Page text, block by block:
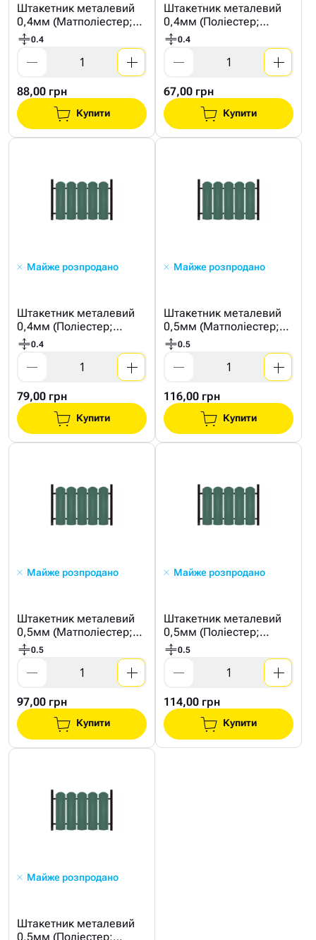
Штакетник металевий
0,4мм (Матполіестер;
Економ ;6005 Зелений)
0.4
88,00 грн
Купити
Штакетник металевий
0,4мм (Поліестер;
Економ ;6005 Зелений)
0.4
67,00 грн
Купити
Майже розпродано
Штакетник металевий
0,4мм (Поліестер;
Україна ;6005 Зелений)
0.4
79,00 грн
Купити
Майже розпродано
Штакетник металевий
0,5мм (Матполіестер;
Економ ;6005 Зелений)
0.5
116,00 грн
Купити
Майже розпродано
Штакетник металевий
0,5мм (Матполіестер;
Україна ;6005 Зелений)
0.5
97,00 грн
Купити
Майже розпродано
Штакетник металевий
0,5мм (Поліестер;
Економ ;6005 Зелений)
0.5
114,00 грн
Купити
Майже розпродано
Штакетник металевий
0,5мм (Поліестер;